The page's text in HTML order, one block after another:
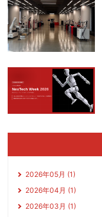
2026年05月 (1)
2026年04月 (1)
2026年03月 (1)